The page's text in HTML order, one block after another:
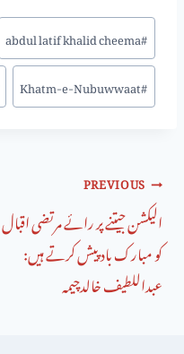
#
abdul latif khalid cheema
#
Khatm-e-Nubuwwaat
PREVIOUS
الیکشن جیتنے پر رائے مرتضی اقبال
کو مبارک باد پیش کرتے ہیں:
عبداللطیف خالدچیمہ